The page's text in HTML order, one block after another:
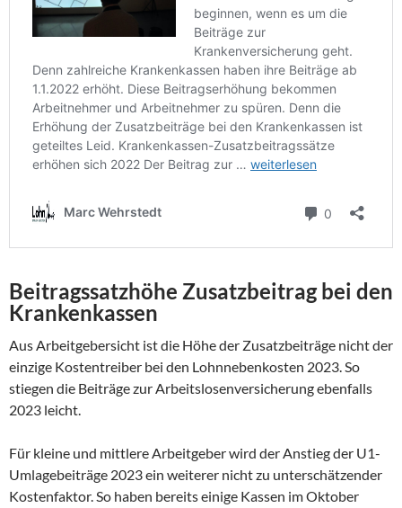
Beitragssatzhöhe Zusatzbeitrag bei den
Krankenkassen
Aus Arbeitgebersicht ist die Höhe der Zusatzbeiträge nicht der
einzige Kostentreiber bei den Lohnnebenkosten 2023. So
stiegen die Beiträge zur Arbeitslosenversicherung ebenfalls
2023 leicht.
Für kleine und mittlere Arbeitgeber wird der Anstieg der U1-
Umlagebeiträge 2023 ein weiterer nicht zu unterschätzender
Kostenfaktor. So haben bereits einige Kassen im Oktober